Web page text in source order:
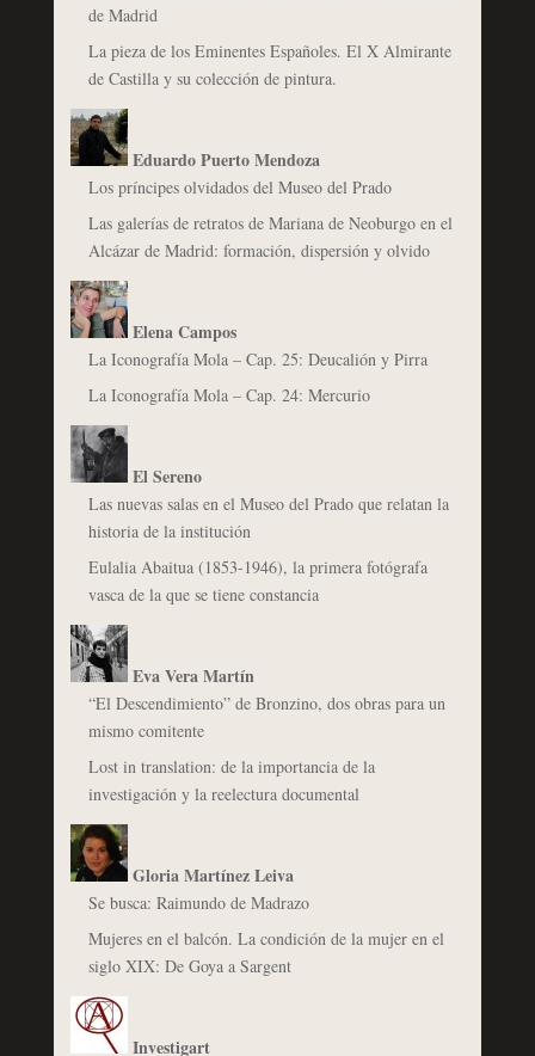
de Madrid
La pieza de los Eminentes Españoles. El X Almirante
de Castilla y su colección de pintura.
Eduardo Puerto Mendoza
Los príncipes olvidados del Museo del Prado
Las galerías de retratos de Mariana de Neoburgo en el
Alcázar de Madrid: formación, dispersión y olvido
Elena Campos
La Iconografía Mola – Cap. 25: Deucalión y Pirra
La Iconografía Mola – Cap. 24: Mercurio
El Sereno
Las nuevas salas en el Museo del Prado que relatan la
historia de la institución
Eulalia Abaitua (1853-1946), la primera fotógrafa
vasca de la que se tiene constancia
Eva Vera Martín
“El Descendimiento” de Bronzino, dos obras para un
mismo comitente
Lost in translation: de la importancia de la
investigación y la reelectura documental
Gloria Martínez Leiva
Se busca: Raimundo de Madrazo
Mujeres en el balcón. La condición de la mujer en el
siglo XIX: De Goya a Sargent
Investigart